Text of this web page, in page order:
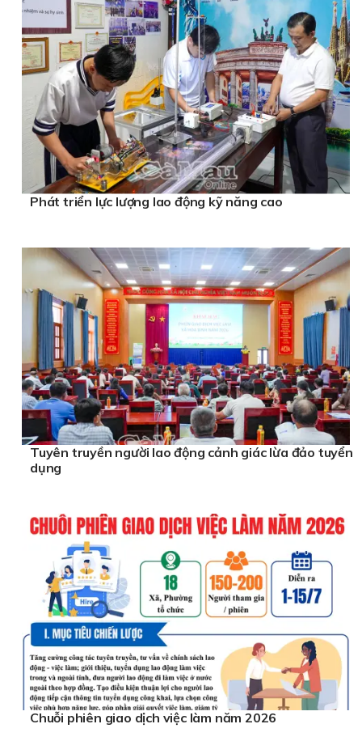
Phát triển lực lượng lao động kỹ năng cao
Tuyên truyền người lao động cảnh giác lừa đảo tuyển
dụng
Chuỗi phiên giao dịch việc làm năm 2026